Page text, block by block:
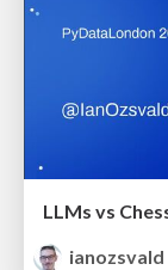
LLMs vs
ianozsvald